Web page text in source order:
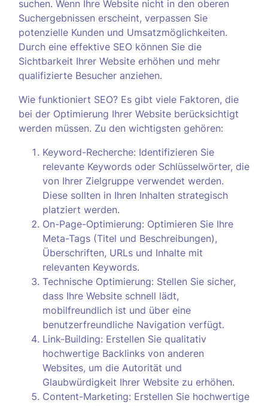
suchen. Wenn Ihre Website nicht in den oberen
Suchergebnissen erscheint, verpassen Sie
potenzielle Kunden und Umsatzmöglichkeiten.
Durch eine effektive SEO können Sie die
Sichtbarkeit Ihrer Website erhöhen und mehr
qualifizierte Besucher anziehen.
Wie funktioniert SEO? Es gibt viele Faktoren, die
bei der Optimierung Ihrer Website berücksichtigt
werden müssen. Zu den wichtigsten gehören:
Keyword-Recherche: Identifizieren Sie
relevante Keywords oder Schlüsselwörter, die
von Ihrer Zielgruppe verwendet werden.
Diese sollten in Ihren Inhalten strategisch
platziert werden.
On-Page-Optimierung: Optimieren Sie Ihre
Meta-Tags (Titel und Beschreibungen),
Überschriften, URLs und Inhalte mit
relevanten Keywords.
Technische Optimierung: Stellen Sie sicher,
dass Ihre Website schnell lädt,
mobilfreundlich ist und über eine
benutzerfreundliche Navigation verfügt.
Link-Building: Erstellen Sie qualitativ
hochwertige Backlinks von anderen
Websites, um die Autorität und
Glaubwürdigkeit Ihrer Website zu erhöhen.
Content-Marketing: Erstellen Sie hochwertige